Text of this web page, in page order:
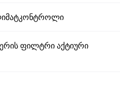
ფილტრი აქტიური